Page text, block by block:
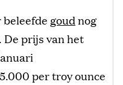
beleefde goudnog
De prijs van het
per troy ounce